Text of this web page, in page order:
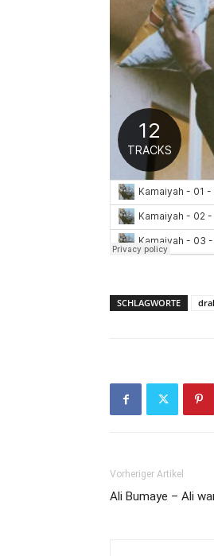
SCHLAGWORTE
Vorheriger Artikel
Ali Bumaye – Ali